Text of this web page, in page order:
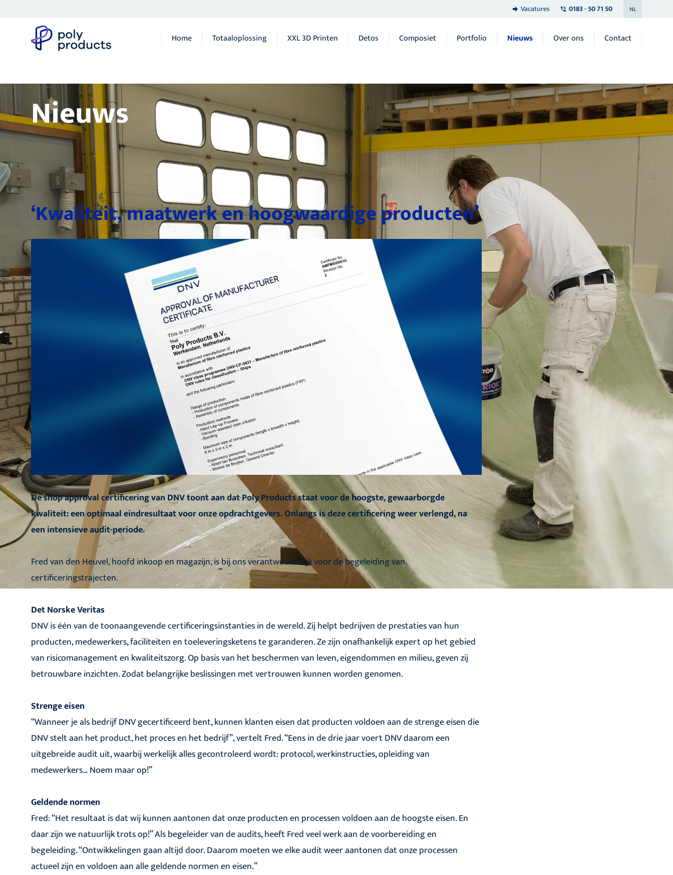
Vacatures 0183 - 50 71 50 NL
Home Totaaloplossing XXL 3D Printen Detos Composiet Portfolio Nieuws Over ons Contact
Nieuws
‘Kwaliteit, maatwerk en hoogwaardige producten’
De shop approval certificering van DNV toont aan dat Poly Products staat voor de hoogste, gewaarborgde
kwaliteit: een optimaal eindresultaat voor onze opdrachtgevers. Onlangs is deze certificering weer verlengd, na
een intensieve audit-periode.
Fred van den Heuvel, hoofd inkoop en magazijn, is bij ons verantwoordelijk voor de begeleiding van
certificeringstrajecten.
Det Norske Veritas
DNV is één van de toonaangevende certificeringsinstanties in de wereld. Zij helpt bedrijven de prestaties van hun
producten, medewerkers, faciliteiten en toeleveringsketens te garanderen. Ze zijn onafhankelijk expert op het gebied
van risicomanagement en kwaliteitszorg. Op basis van het beschermen van leven, eigendommen en milieu, geven zij
betrouwbare inzichten. Zodat belangrijke beslissingen met vertrouwen kunnen worden genomen.
Strenge eisen
“Wanneer je als bedrijf DNV gecertificeerd bent, kunnen klanten eisen dat producten voldoen aan de strenge eisen die
DNV stelt aan het product, het proces en het bedrijf”, vertelt Fred. “Eens in de drie jaar voert DNV daarom een
uitgebreide audit uit, waarbij werkelijk alles gecontroleerd wordt: protocol, werkinstructies, opleiding van
medewerkers… Noem maar op!”
Geldende normen
Fred: “Het resultaat is dat wij kunnen aantonen dat onze producten en processen voldoen aan de hoogste eisen. En
daar zijn we natuurlijk trots op!” Als begeleider van de audits, heeft Fred veel werk aan de voorbereiding en
begeleiding. “Ontwikkelingen gaan altijd door. Daarom moeten we elke audit weer aantonen dat onze processen
actueel zijn en voldoen aan alle geldende normen en eisen.”